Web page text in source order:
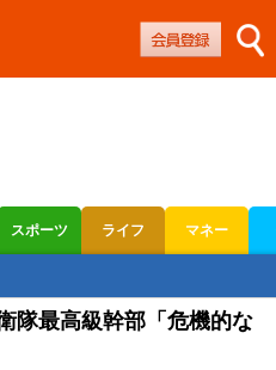
スポーツ ライフ マネー
隊最高級幹部「危機的な